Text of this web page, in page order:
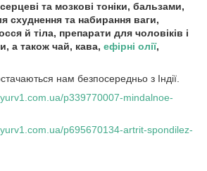
та мозкові тоніки, бальзами,
схуднення та набирання ваги,
й тіла, препарати для чоловіків і
а також чай, кава, ефірні олії,
нам безпосередньо з Індії.
p339770007-mindalnoe-
p695670134-artrit-spondilez-